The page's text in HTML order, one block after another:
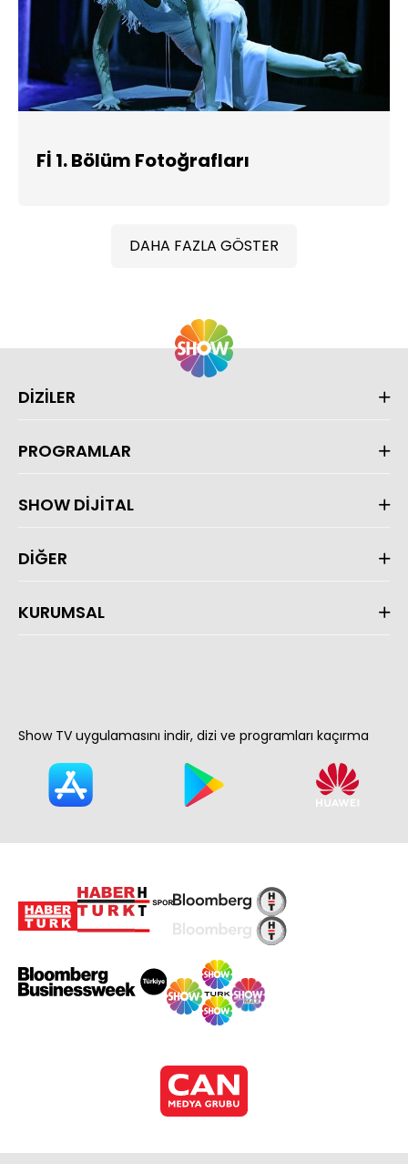
Fİ 1. Bölüm Fotoğrafları
DAHA FAZLA GÖSTER
DİZİLER
PROGRAMLAR
SHOW DİJİTAL
DİĞER
KURUMSAL
Show TV uygulamasını indir, dizi ve programları kaçırma